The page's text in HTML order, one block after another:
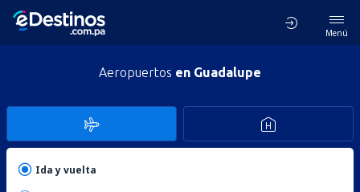
Menú
Aeropuertos en Guadalupe
Ida y vuelta